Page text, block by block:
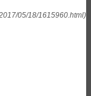
05/18/1615960.html)